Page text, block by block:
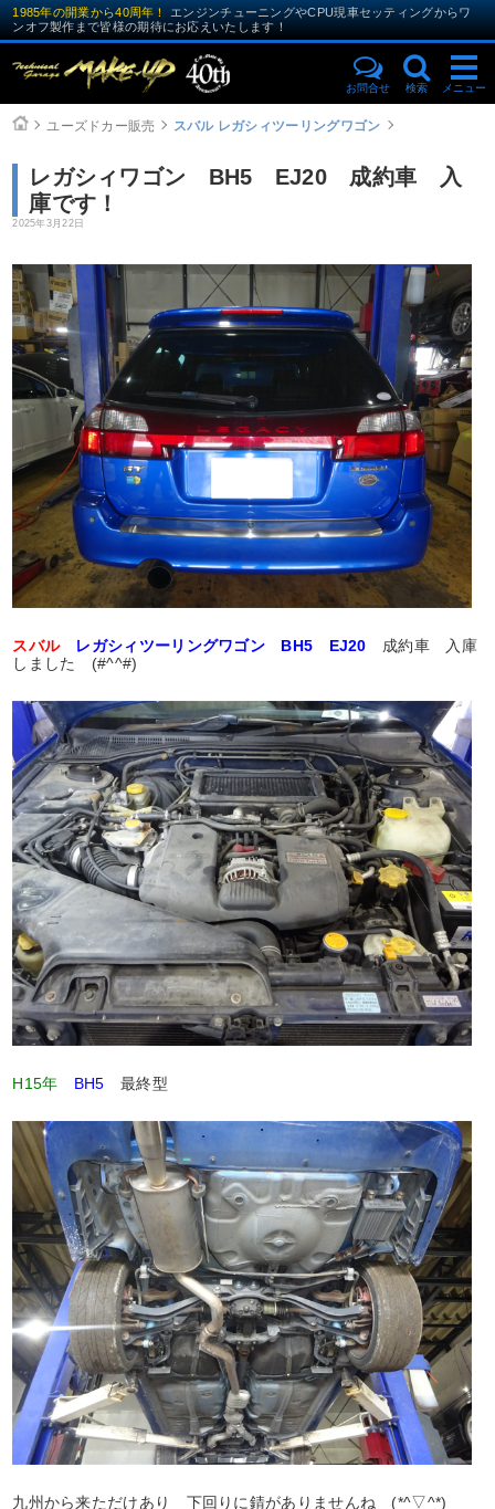
1985年の開業から40周年！
エンジンチューニングやCPU現車セッティングからワ
ンオフ製作まで皆様の期待にお応えいたします！
お問合せ 検索 メニュー
ユーズドカー販売 スバル レガシィツーリングワゴン
レガシィワゴン BH5 EJ20 成約車 入
庫です！
2025年3月22日
スバル レガシィツーリングワゴン BH5 EJ20 成約車 入庫
しました (#^^#)
H15年 BH5 最終型
九州から来ただけあり 下回りに錆がありませんね (*^▽^*)